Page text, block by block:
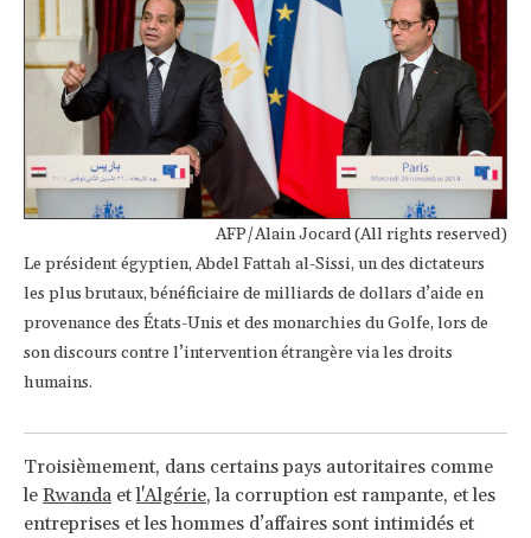
AFP/Alain Jocard (All rights reserved)
Le président égyptien, Abdel Fattah al-Sissi, un des dictateurs
les plus brutaux, bénéficiaire de milliards de dollars d’aide en
provenance des États-Unis et des monarchies du Golfe, lors de
son discours contre l’intervention étrangère via les droits
humains.
Troisièmement, dans certains pays autoritaires comme
le Rwanda etl'Algérie, la corruption est rampante, et les
entreprises et les hommes d’affaires sont intimidés et